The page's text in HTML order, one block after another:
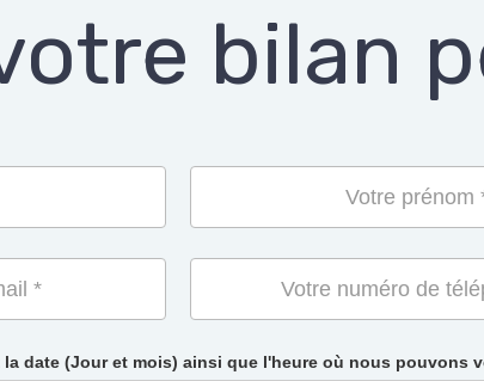
bilan
date (Jour et mois) ainsi que l'heure où nous pouvons